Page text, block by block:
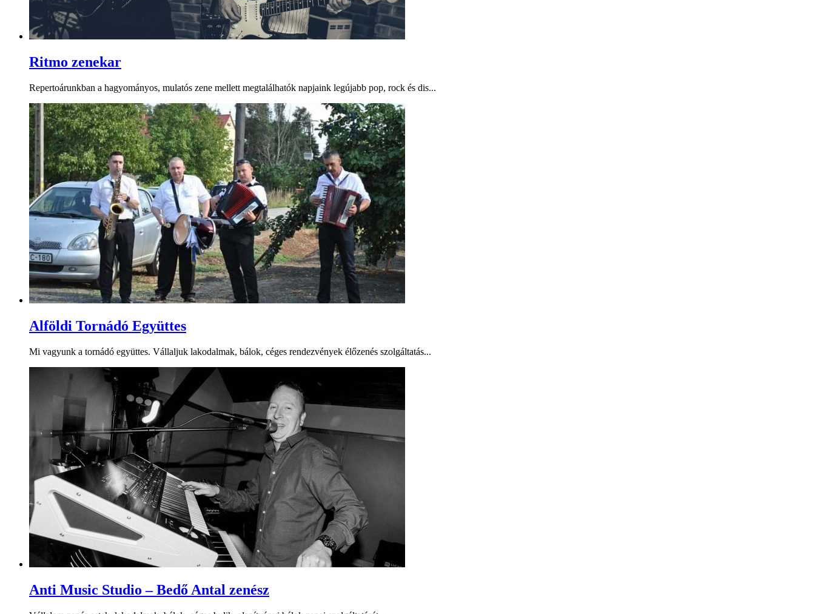
Ritmo zenekar
Repertoárunkban a hagyományos, mulatós zene mellett megtalálhatók napjaink legújabb pop, rock és dis...
Alföldi Tornádó Együttes
Mi vagyunk a tornádó együttes. Vállaljuk lakodalmak, bálok, céges rendezvények élőzenés szolgáltatás...
Anti Music Studio – Bedő Antal zenész